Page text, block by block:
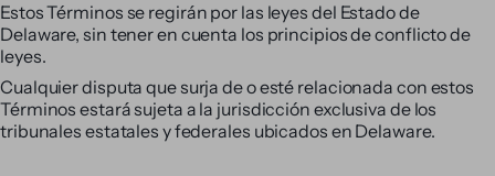
Estos Términos se regirán por las leyes del Estado de
Delaware, sin tener en cuenta los principios de conflicto de
leyes.
Cualquier disputa que surja de o esté relacionada con estos
Términos estará sujeta a la jurisdicción exclusiva de los
tribunales estatales y federales ubicados en Delaware.